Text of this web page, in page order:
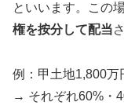
といいます。この
権を按分して配当
例：甲土地1,800万
→ それぞれ60%・